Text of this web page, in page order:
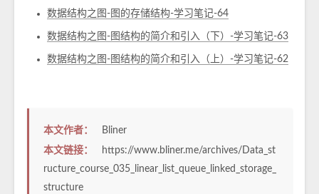
数据结构之图-图的存储结构-学习笔记-64
数据结构之图-图结构的简介和引入（下）-学习笔记-63
数据结构之图-图结构的简介和引入（上）-学习笔记-62
本文作者：
Bliner
本文链接：
https://www.bliner.me/archives/Data_st
ructure_course_035_linear_list_queue_linked_storage_
structure